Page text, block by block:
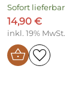
Sofort lieferbar
14,90 €
inkl. 19% MwSt.